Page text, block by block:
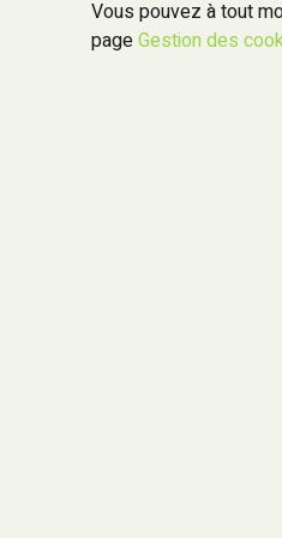
Vous pouvez à tout
pageGestion des